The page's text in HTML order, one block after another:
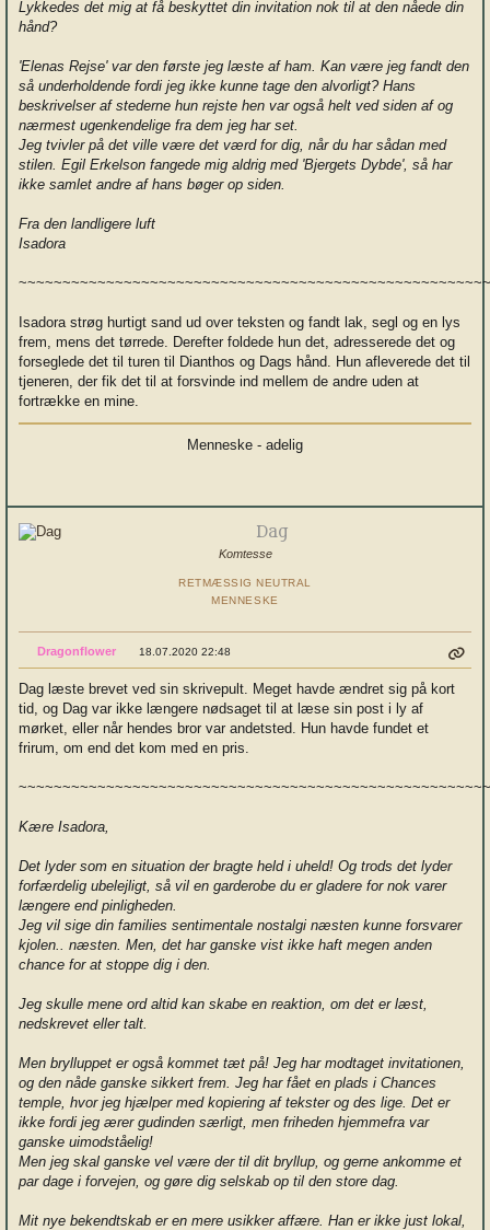
Lykkedes det mig at få beskyttet din invitation nok til at den nåede din
hånd?
'Elenas Rejse' var den første jeg læste af ham. Kan være jeg fandt den
så underholdende fordi jeg ikke kunne tage den alvorligt? Hans
beskrivelser af stederne hun rejste hen var også helt ved siden af og
nærmest ugenkendelige fra dem jeg har set.
Jeg tvivler på det ville være det værd for dig, når du har sådan med
stilen. Egil Erkelson fangede mig aldrig med 'Bjergets Dybde', så har
ikke samlet andre af hans bøger op siden.
Fra den landligere luft
Isadora
Isadora strøg hurtigt sand ud over teksten og fandt lak, segl og en lys
frem, mens det tørrede. Derefter foldede hun det, adresserede det og
forseglede det til turen til Dianthos og Dags hånd. Hun afleverede det til
tjeneren, der fik det til at forsvinde ind mellem de andre uden at
fortrække en mine.
Menneske - adelig
Dag
Komtesse
RETMÆSSIG NEUTRAL
MENNESKE
Dragonflower 18.07.2020 22:48
Dag læste brevet ved sin skrivepult. Meget havde ændret sig på kort
tid, og Dag var ikke længere nødsaget til at læse sin post i ly af
mørket, eller når hendes bror var andetsted. Hun havde fundet et
frirum, om end det kom med en pris.
Kære Isadora,
Det lyder som en situation der bragte held i uheld! Og trods det lyder
forfærdelig ubelejligt, så vil en garderobe du er gladere for nok varer
længere end pinligheden.
Jeg vil sige din families sentimentale nostalgi næsten kunne forsvarer
kjolen.. næsten. Men, det har ganske vist ikke haft megen anden
chance for at stoppe dig i den.
Jeg skulle mene ord altid kan skabe en reaktion, om det er læst,
nedskrevet eller talt.
Men brylluppet er også kommet tæt på! Jeg har modtaget invitationen,
og den nåde ganske sikkert frem. Jeg har fået en plads i Chances
temple, hvor jeg hjælper med kopiering af tekster og des lige. Det er
ikke fordi jeg ærer gudinden særligt, men friheden hjemmefra var
ganske uimodståelig!
Men jeg skal ganske vel være der til dit bryllup, og gerne ankomme et
par dage i forvejen, og gøre dig selskab op til den store dag.
Mit nye bekendtskab er en mere usikker affære. Han er ikke just lokal,